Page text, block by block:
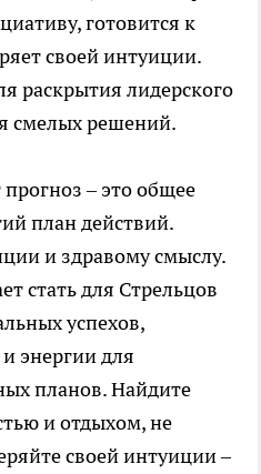
готовится к
своей интуиции.
раскрытия лидерского
смелых решений.
прогноз – это общее
план действий.
и здравому смыслу.
стать для Стрельцов
успехов,
энергии для
планов. Найдите
и отдыхом, не
своей интуиции –